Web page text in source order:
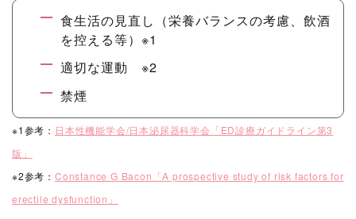
食生活の見直し（栄養バランスの考慮、飲酒
を控える等）※1
適切な運動 ※2
禁煙
※1参考： 日本性機能学会/日本泌尿器科学会「ED診療ガイドライン第3
版」
※2参考： Constance G Bacon「A prospective study of risk factors for
erectile dysfunction」